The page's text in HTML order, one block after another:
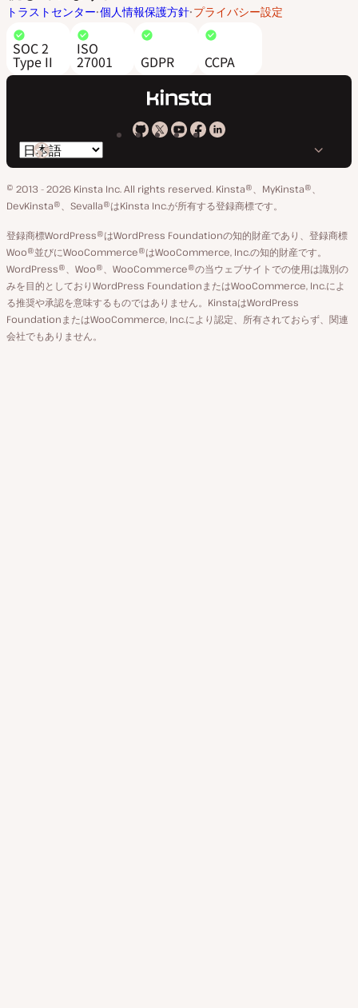
トラストセンター 個人情報保護方針 プライバシー設定
SOC 2
Type II
ISO
27001 GDPR CCPA
Kinsta
GitHub
Kinsta
X
ア
カ
ウ
ン
ト
Kinsta
YouTube
Kinsta
Facebook
Kinsta
LinkedIn
ペ
ー
ジ
言
語
の
り
替
え
© 2013 - 2026 Kinsta Inc. All rights reserved. Kinsta®、MyKinsta®、
DevKinsta®、Sevalla®はKinsta Inc.が所有する登録商標です。
登録商標WordPress®はWordPress Foundationの知的財産であり、登録商標
Woo®並びにWooCommerce®はWooCommerce, Inc.の知的財産です。
WordPress®、Woo®、WooCommerce®の当ウェブサイトでの使用は識別の
みを目的としておりWordPress FoundationまたはWooCommerce, Inc.によ
る推奨や承認を意味するものではありません。KinstaはWordPress
FoundationまたはWooCommerce, Inc.により認定、所有されておらず、関連
会社でもありません。